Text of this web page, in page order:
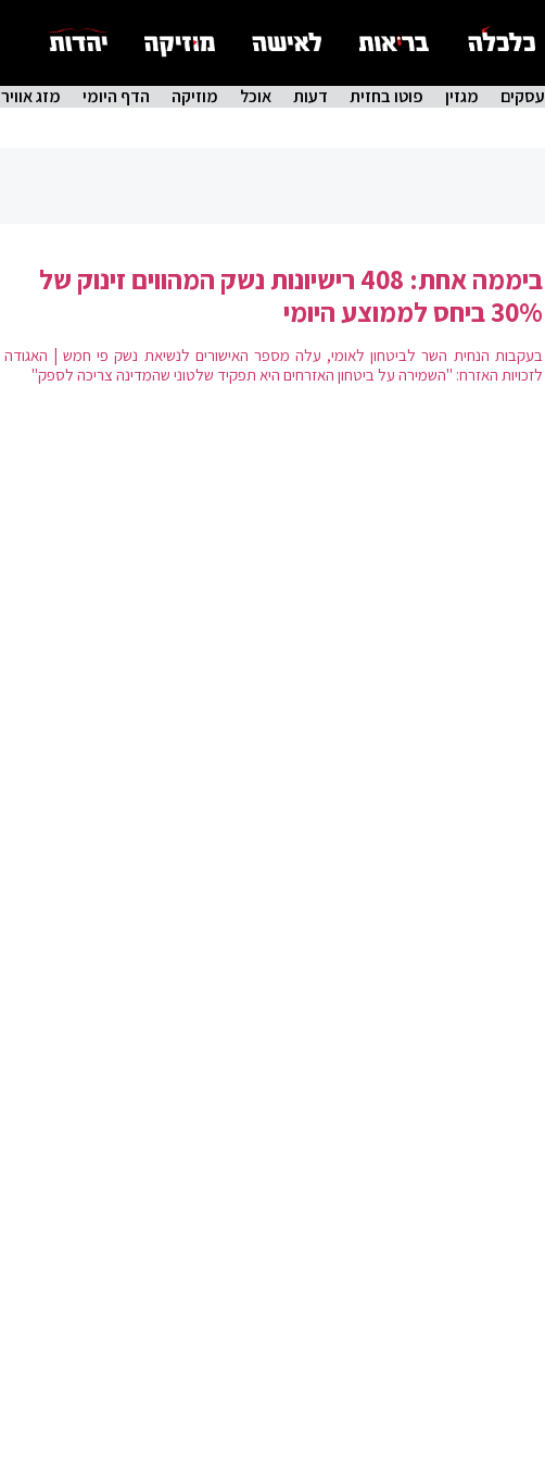
עסקים מגזין פוטו בחזית דעות אוכל מוזיקה הדף היומי מזג אוויר
ביממה אחת: 408 רישיונות נשק המהווים זינוק של
30% ביחס לממוצע היומי
בעקבות הנחית השר לביטחון לאומי, עלה מספר האישורים לנשיאת נשק פי חמש | האגודה
לזכויות האזרח: "השמירה על ביטחון האזרחים היא תפקיד שלטוני שהמדינה צריכה לספק"